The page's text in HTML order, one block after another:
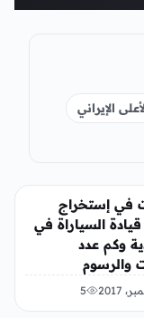
الإيراني
في إستخراج
السياراة في
وكم عدد
والرسوم
5